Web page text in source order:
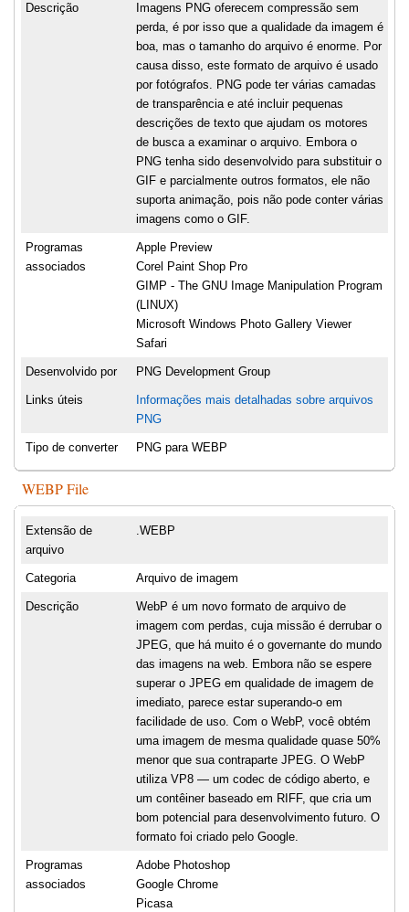
Descrição
Imagens PNG oferecem compressão sem
perda, é por isso que a qualidade da imagem é
boa, mas o tamanho do arquivo é enorme. Por
causa disso, este formato de arquivo é usado
por fotógrafos. PNG pode ter várias camadas
de transparência e até incluir pequenas
descrições de texto que ajudam os motores
de busca a examinar o arquivo. Embora o
PNG tenha sido desenvolvido para substituir o
GIF e parcialmente outros formatos, ele não
suporta animação, pois não pode conter várias
imagens como o GIF.
Programas
associados
Apple Preview
Corel Paint Shop Pro
GIMP - The GNU Image Manipulation Program
(LINUX)
Microsoft Windows Photo Gallery Viewer
Safari
Desenvolvido por PNG Development Group
Links úteis
Informações mais detalhadas sobre arquivos
PNG
Tipo de converter PNG para WEBP
WEBP File
Extensão de
arquivo
.WEBP
Categoria Arquivo de imagem
Descrição
WebP é um novo formato de arquivo de
imagem com perdas, cuja missão é derrubar o
JPEG, que há muito é o governante do mundo
das imagens na web. Embora não se espere
superar o JPEG em qualidade de imagem de
imediato, parece estar superando-o em
facilidade de uso. Com o WebP, você obtém
uma imagem de mesma qualidade quase 50%
menor que sua contraparte JPEG. O WebP
utiliza VP8 — um codec de código aberto, e
um contêiner baseado em RIFF, que cria um
bom potencial para desenvolvimento futuro. O
formato foi criado pelo Google.
Programas
associados
Adobe Photoshop
Google Chrome
Picasa